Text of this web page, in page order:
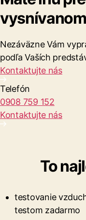
Nezáväzne Vám
podľa Vaších
Kontaktujte nás
Telefón
0908 759 152
Kontaktujte nás
To
testovanie
testom zadarmo